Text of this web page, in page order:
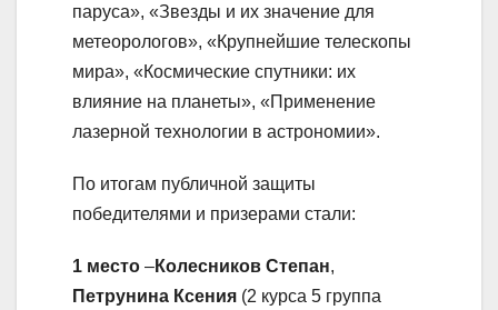
паруса», «Звезды и их значение для
метеорологов», «Крупнейшие телескопы
мира», «Космические спутники: их
влияние на планеты», «Применение
лазерной технологии в астрономии».
По итогам публичной защиты
победителями и призерами стали:
1 место –Колесников Степан,
Петрунина Ксения (2 курса 5 группа